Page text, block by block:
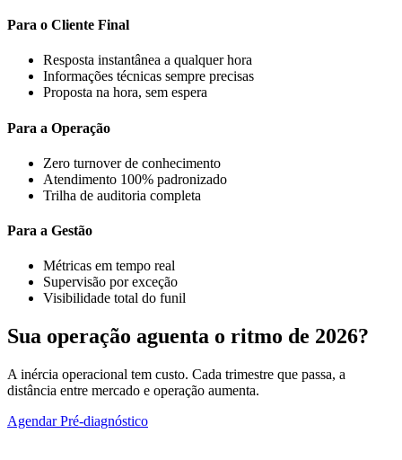
Para o Cliente Final
Resposta instantânea a qualquer hora
Informações técnicas sempre precisas
Proposta na hora, sem espera
Para a Operação
Zero turnover de conhecimento
Atendimento 100% padronizado
Trilha de auditoria completa
Para a Gestão
Métricas em tempo real
Supervisão por exceção
Visibilidade total do funil
Sua operação aguenta o ritmo de 2026?
A inércia operacional tem custo. Cada trimestre que passa, a
distância entre mercado e operação aumenta.
Agendar Pré-diagnóstico